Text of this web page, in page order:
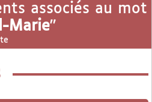
associés au mot
Marie"